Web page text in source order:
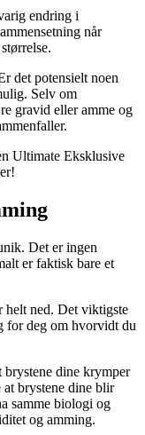
endring i
når
det potensielt noen
Selv om
gravid eller amme og
Ultimate Eksklusive
Det er ingen
er faktisk bare et
helt ned. Det viktigste
for deg om hvorvidt du
brystene dine krymper
brystene dine blir
samme biologi og
og amming.